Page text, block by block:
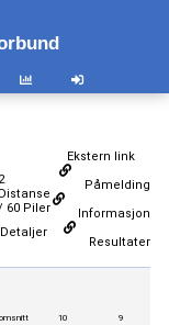
2
Distanse
60 Piler
Detaljer
Ekstern link
Påmelding
Informasjon
Resultater
10 9